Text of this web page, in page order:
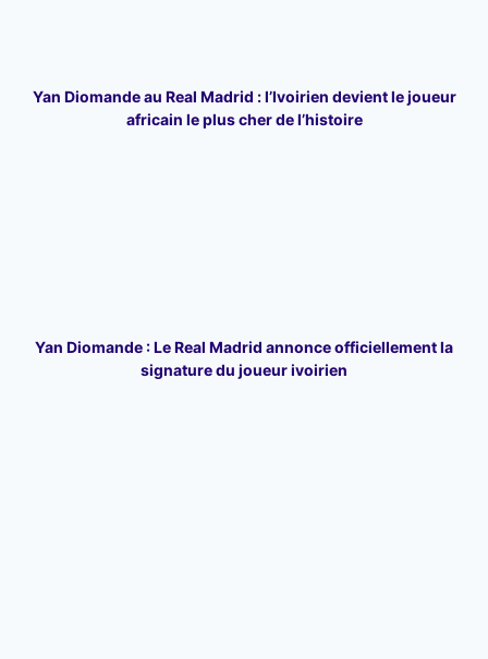
Yan Diomande au Real Madrid : l’Ivoirien devient le joueur
africain le plus cher de l’histoire
Yan Diomande : Le Real Madrid annonce officiellement la
signature du joueur ivoirien